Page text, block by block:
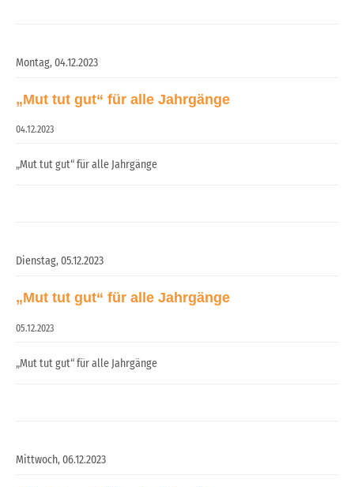
Montag,04.12.2023
„Mut tut gut“ für alle Jahrgänge
04.12.2023
„Mut tut gut“ für alle Jahrgänge
Dienstag,05.12.2023
„Mut tut gut“ für alle Jahrgänge
05.12.2023
„Mut tut gut“ für alle Jahrgänge
Mittwoch,06.12.2023